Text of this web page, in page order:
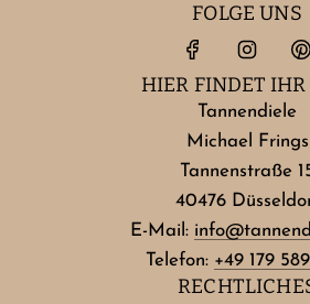
FOLGE UNS
HIER FINDET IHR
Tannendiele
Michael Frings
Tannenstraße
40476
E-Mail:
Telefon: +49 179